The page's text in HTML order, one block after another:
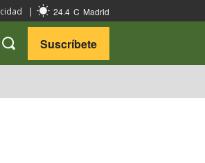
| 24.4 C Madrid
Suscríbete